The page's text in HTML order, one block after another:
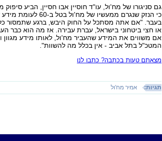
גם סניגורו של מח'ול, עו"ד חוסיין אבו חסיין, הביע
כי הנזק שנגרם ממעשיו של
בעבר. "אם אתה מסתכל על החוק היבש, ברגע שתמסור כל
או חצי ביטחוני בישראל, עברת עבירה. אז מה הוא כבר
אם משווים את המידע שהעביר מח'ול, לאותו מידע מגוון
המטכ"ל בתל אביב - אין בכלל מה להשוות".
מצאתם טעות בכתבה? כתבו לנו
תגיות: אמיר מח'ול